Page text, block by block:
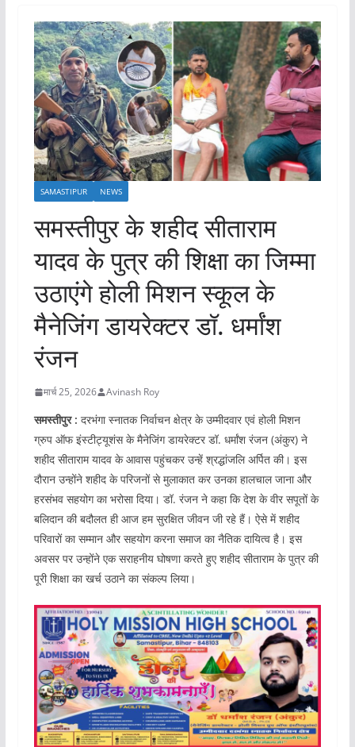
SAMASTIPUR NEWS
समस्तीपुर के शहीद सीताराम
यादव के पुत्र की शिक्षा का जिम्मा
उठाएंगे होली मिशन स्कूल के
मैनेजिंग डायरेक्टर डॉ. धर्मांश
रंजन
मार्च 25, 2026 Avinash Roy
समस्तीपुर : दरभंगा स्नातक निर्वाचन क्षेत्र के उम्मीदवार एवं होली मिशन
ग्रुप ऑफ इंस्टीट्यूशंस के मैनेजिंग डायरेक्टर डॉ. धर्मांश रंजन (अंकुर) ने
शहीद सीताराम यादव के आवास पहुंचकर उन्हें श्रद्धांजलि अर्पित की। इस
दौरान उन्होंने शहीद के परिजनों से मुलाकात कर उनका हालचाल जाना और
हरसंभव सहयोग का भरोसा दिया। डॉ. रंजन ने कहा कि देश के वीर सपूतों के
बलिदान की बदौलत ही आज हम सुरक्षित जीवन जी रहे हैं। ऐसे में शहीद
परिवारों का सम्मान और सहयोग करना समाज का नैतिक दायित्व है। इस
अवसर पर उन्होंने एक सराहनीय घोषणा करते हुए शहीद सीताराम के पुत्र की
पूरी शिक्षा का खर्च उठाने का संकल्प लिया।